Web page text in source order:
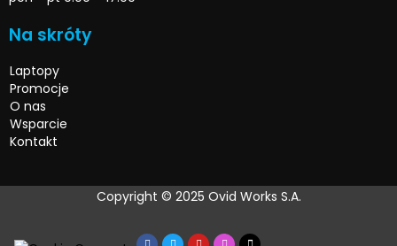
Na skróty
Laptopy
Promocje
O nas
Wsparcie
Kontakt
Copyright © 2025 Ovid Works S.A.